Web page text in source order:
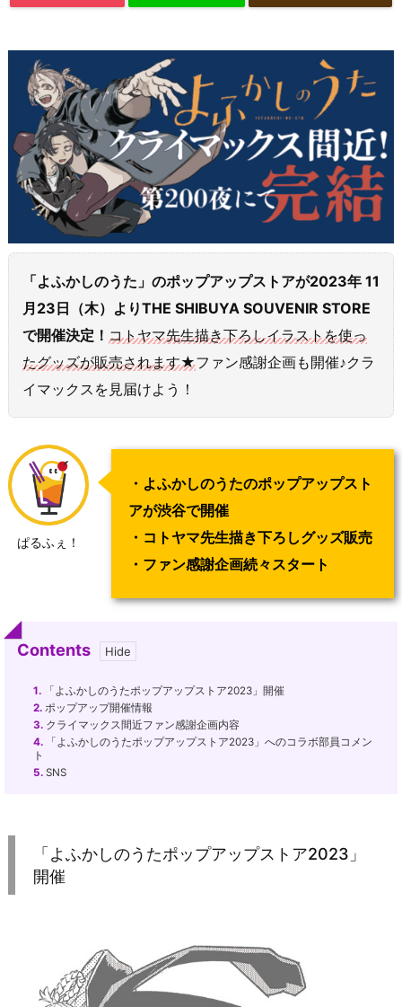
「よふかしのうた」のポップアップストアが2023年 11
月23日（木）よりTHE SHIBUYA SOUVENIR STORE
で開催決定！ コトヤマ先生描き下ろしイラストを使っ
たグッズが販売されます★ファン感謝企画も開催♪クラ
イマックスを見届けよう！
ぱるふぇ！
・よふかしのうたのポップアップスト
アが渋谷で開催
・コトヤマ先生描き下ろしグッズ販売
・ファン感謝企画続々スタート
Contents
1. 「よふかしのうたポップアップストア2023」開催
2. ポップアップ開催情報
3. クライマックス間近ファン感謝企画内容
4. 「よふかしのうたポップアップストア2023」へのコラボ部員コメン
ト
5. SNS
「よふかしのうたポップアップストア2023」
開催